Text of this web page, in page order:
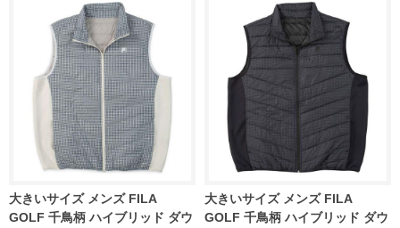
大きいサイズ メンズ FILA
GOLF 千鳥柄 ハイブリッド ダウ
大きいサイズ メンズ FILA
GOLF 千鳥柄 ハイブリッド ダウ